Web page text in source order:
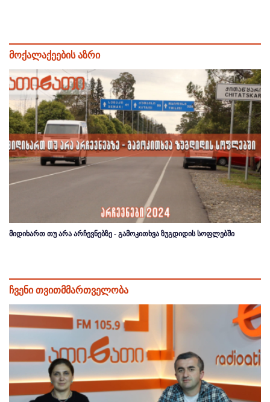
მოქალაქეების აზრი
მიდიხართ თუ არა არჩევნებზე - გამოკითხვა ზუგდიდის სოფლებში
ჩვენი თვითმმართველობა